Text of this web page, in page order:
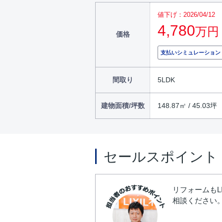
価格
値下げ：2026/04/12
4,780万円
支払いシミュレーション
間取り 5LDK
建物面積/坪数 148.87㎡ / 45.03坪
セールスポイント
リフォーム
相談ください